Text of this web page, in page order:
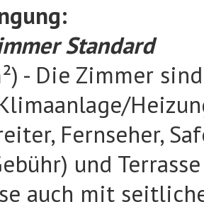
Standard
- Die Zimmer
Fernseher,
und
auch mit